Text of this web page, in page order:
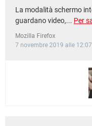
La modalità schermo
guardano video,... Per
Mozilla Firefox
7 novembre 2019 alle 12:07